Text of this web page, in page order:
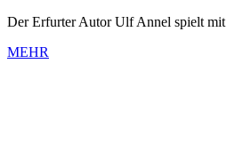
Der Erfurter Autor Ulf Annel spielt
MEHR